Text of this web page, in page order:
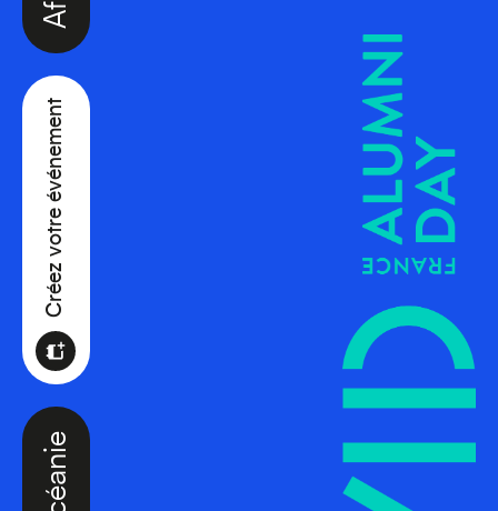
Océanie
Créez votre événement